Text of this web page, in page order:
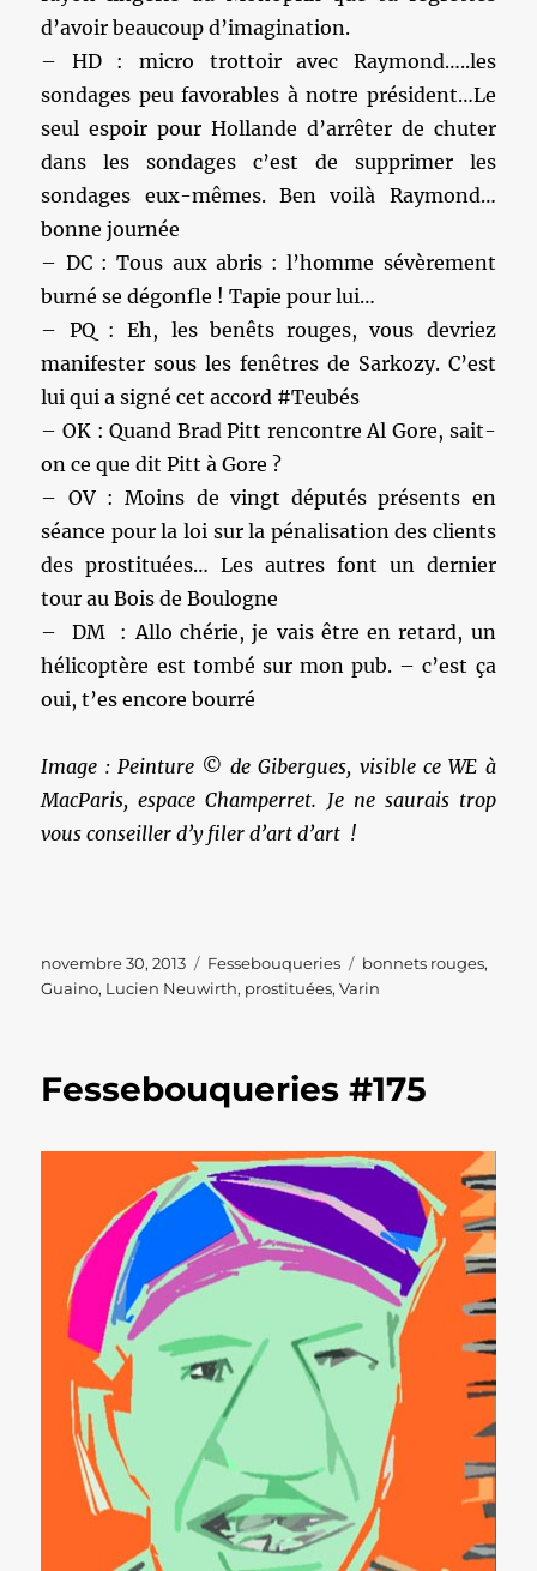
d’avoir beaucoup d’imagination.
– HD : micro trottoir avec Raymond…..les
sondages peu favorables à notre président…Le
seul espoir pour Hollande d’arrêter de chuter
dans les sondages c’est de supprimer les
sondages eux-mêmes. Ben voilà Raymond…
bonne journée
– DC : Tous aux abris : l’homme sévèrement
burné se dégonfle ! Tapie pour lui…
– PQ : Eh, les benêts rouges, vous devriez
manifester sous les fenêtres de Sarkozy. C’est
lui qui a signé cet accord #Teubés
– OK : Quand Brad Pitt rencontre Al Gore, sait-
on ce que dit Pitt à Gore ?
– OV : Moins de vingt députés présents en
séance pour la loi sur la pénalisation des clients
des prostituées… Les autres font un dernier
tour au Bois de Boulogne
– DM : Allo chérie, je vais être en retard, un
hélicoptère est tombé sur mon pub. – c’est ça
oui, t’es encore bourré
Image : Peinture © de Gibergues, visible ce WE à
MacParis, espace Champerret. Je ne saurais trop
vous conseiller d’y filer d’art d’art !
Publié
le
novembre 30, 2013 Catégories
Fessebouqueries Étiquettes
bonnets rouges,
Guaino, Lucien Neuwirth, prostituées,Varin
Fessebouqueries #175